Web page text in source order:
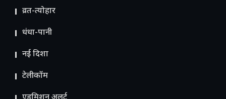
व्रत-त्योहार
धंधा-पानी
नई दिशा
टेलीकॉम